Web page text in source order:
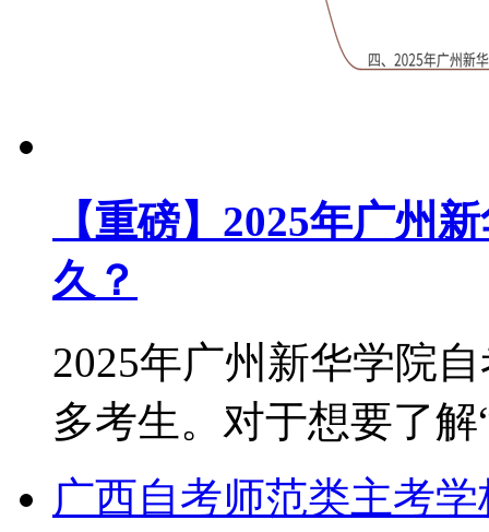
【重磅】2025年广州
久？
2025年广州新华学院
多考生。对于想要了解
广西自考师范类主考